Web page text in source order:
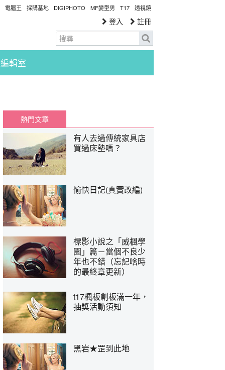
電腦王 採購基地 DIGIPHOTO MF變型男 T17 透視鏡
登入 註冊
編輯室
熱門文章
有人去過傳統家具店
買過床墊嗎？
愉快日記(真實改編)
標影小說之「威楓學
園」篇－當個不良少
年也不錯（忘記啥時
的最終章更新）
t17楓板創板滿一年，
抽獎活動須知
黑岩★罡到此地